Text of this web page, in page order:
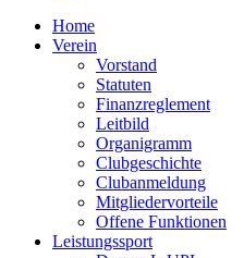
Home
Verein
Vorstand
Statuten
Finanzreglement
Leitbild
Organigramm
Clubgeschichte
Clubanmeldung
Mitgliedervorteile
Offene Funktionen
Leistungssport